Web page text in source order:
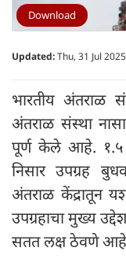
Download
Updated:Thu, 31 Jul
भारतीय अंतराळ
अंतराळ संस्था
पूर्ण केले आहे. १.५
निसार उपग्रह
अंतराळ केंद्रातून
उपग्रहाचा मुख्य
सतत लक्ष ठेवणे